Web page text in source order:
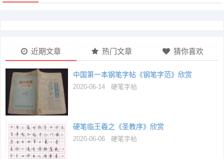
近期文章 热门文章 猜你喜欢
中国第一本钢笔字帖《钢笔字范》欣赏
2020-06-14 硬笔字帖
硬笔临王羲之《圣教序》欣赏
2020-06-06 硬笔字帖